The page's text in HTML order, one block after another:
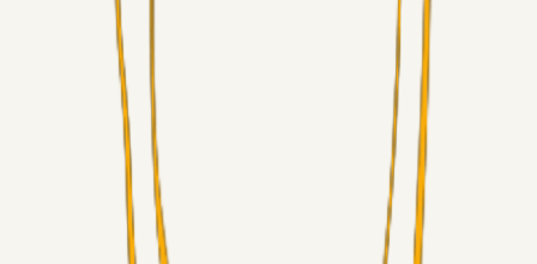
Chrisdinho88
Frederik Alves
Alt det andet
RasmusStephansen
Brøndby´s Nye Hold – Oprustningen Er Markant……!
Superliga-truppen
Sorteslyngel07. aug. 2026
Så gælder det Horsens